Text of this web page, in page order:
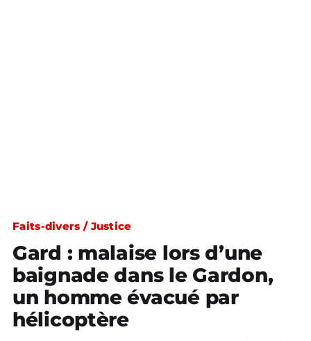
Faits-divers / Justice
Gard : malaise lors d’une
baignade dans le Gardon,
un homme évacué par
hélicoptère